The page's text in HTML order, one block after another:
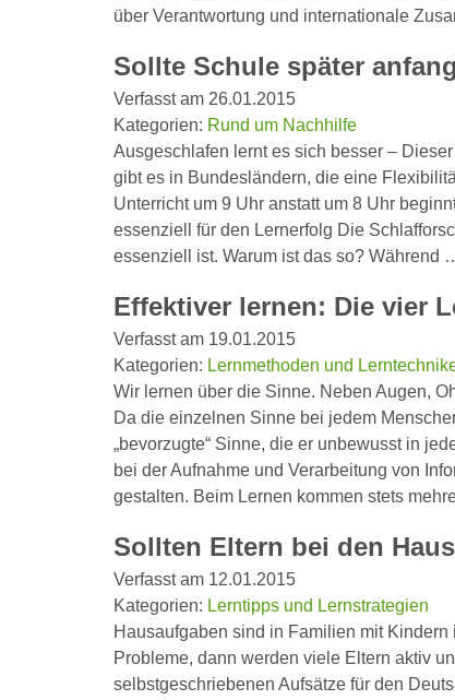
über Verantwortung und internationale
Sollte Schule später
Verfasst am 26.01.2015
Kategorien: Rund um Nachhilfe
Ausgeschlafen lernt es sich besser –
gibt es in Bundesländern, die eine
Unterricht um 9 Uhr anstatt um 8 Uhr
essenziell für den Lernerfolg Die
essenziell ist. Warum ist das so? Während
Effektiver lernen: Die vier
Verfasst am 19.01.2015
Kategorien: Lernmethoden und
Wir lernen über die Sinne. Neben Augen,
Da die einzelnen Sinne bei jedem
„bevorzugte“ Sinne, die er unbewusst in
bei der Aufnahme und Verarbeitung von
gestalten. Beim Lernen kommen stets
Sollten Eltern bei den
Verfasst am 12.01.2015
Kategorien: Lerntipps und Lernstrategien
Hausaufgaben sind in Familien mit
Probleme, dann werden viele Eltern aktiv
selbstgeschriebenen Aufsätze für den